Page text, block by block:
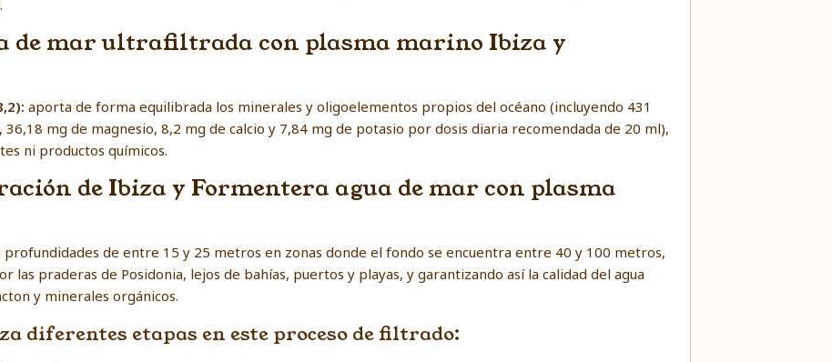
de mar ultrafiltrada con plasma marino Ibiza y
aporta de forma equilibrada los minerales y oligoelementos propios del océano (incluyendo 431
mg de magnesio, 8,2 mg de calcio y 7,84 mg de potasio por dosis diaria recomendada de 20 ml),
ni productos químicos.
de Ibiza y Formentera agua de mar con plasma
profundidades de entre 15 y 25 metros en zonas donde el fondo se encuentra entre 40 y 100 metros,
las praderas de Posidonia, lejos de bahías, puertos y playas, y garantizando así la calidad del agua
y minerales orgánicos.
diferentes etapas en este proceso de filtrado: